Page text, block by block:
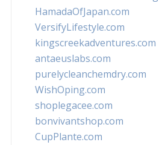
HamadaOfJapan.com
VersifyLifestyle.com
kingscreekadventures.com
antaeuslabs.com
purelycleanchemdry.com
WishOping.com
shoplegacee.com
bonvivantshop.com
CupPlante.com